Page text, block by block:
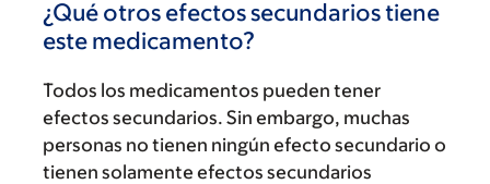
¿Qué otros efectos secundarios tiene
este medicamento?
Todos los medicamentos pueden tener
efectos secundarios. Sin embargo, muchas
personas no tienen ningún efecto secundario o
tienen solamente efectos secundarios